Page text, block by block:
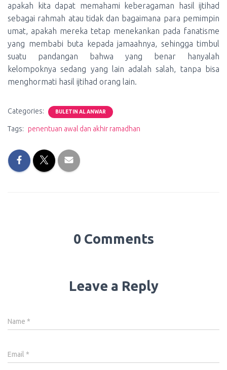
apakah kita dapat memahami keberagaman hasil ijtihad
sebagai rahmah atau tidak dan bagaimana para pemimpin
umat, apakah mereka tetap menekankan pada fanatisme
yang membabi buta kepada jamaahnya, sehingga timbul
suatu pandangan bahwa yang benar hanyalah
kelompoknya sedang yang lain adalah salah, tanpa bisa
menghormati hasil ijtihad orang lain.
Categories: BULETIN AL ANWAR
Tags: penentuan awal dan akhir ramadhan
0 Comments
Leave a Reply
Name *
Email *